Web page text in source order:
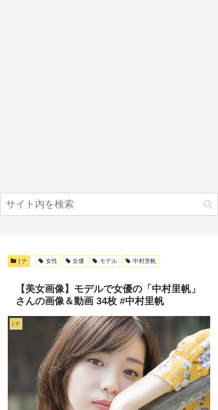
| ナ 女性 女優 モデル 中村里帆
【美女画像】モデルで女優の「中村里帆」
さんの画像＆動画 34枚 #中村里帆
| ナ